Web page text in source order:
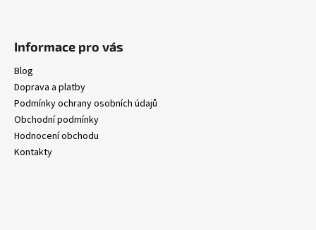
Informace pro vás
Blog
Doprava a platby
Podmínky ochrany osobních údajů
Obchodní podmínky
Hodnocení obchodu
Kontakty